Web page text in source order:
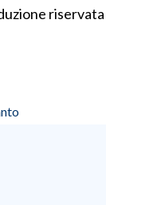
riservata